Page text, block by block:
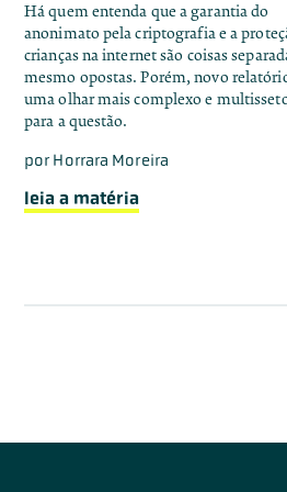
Há quem entenda que a garantia do
anonimato pela criptografia e a
crianças na internet são coisas
mesmo opostas. Porém, novo
uma olhar mais complexo e
para a questão.
porHorrara Moreira
leia a matéria